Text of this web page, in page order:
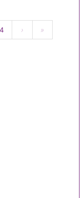
4 › »